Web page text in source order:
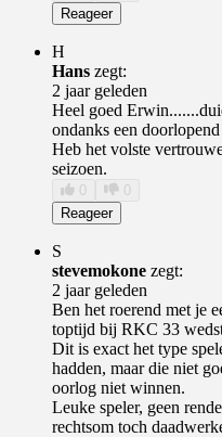
Reageer
H
Hans zegt:
2 jaar geleden
Heel goed
ondanks een
Heb het volste
seizoen.
0
0
Reageer
S
stevemokone zegt:
2 jaar geleden
Ben het roerend met je
toptijd bij RKC 33
Dit is exact het type
hadden, maar die niet
oorlog niet winnen.
Leuke speler, geen
rechtsom toch